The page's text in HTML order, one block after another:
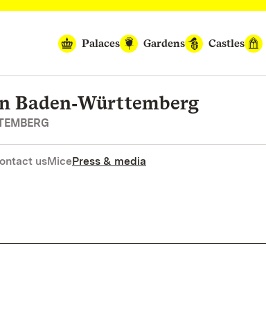
Palaces
Gardens Castles
Baden‑Württemberg
usMicePress & media